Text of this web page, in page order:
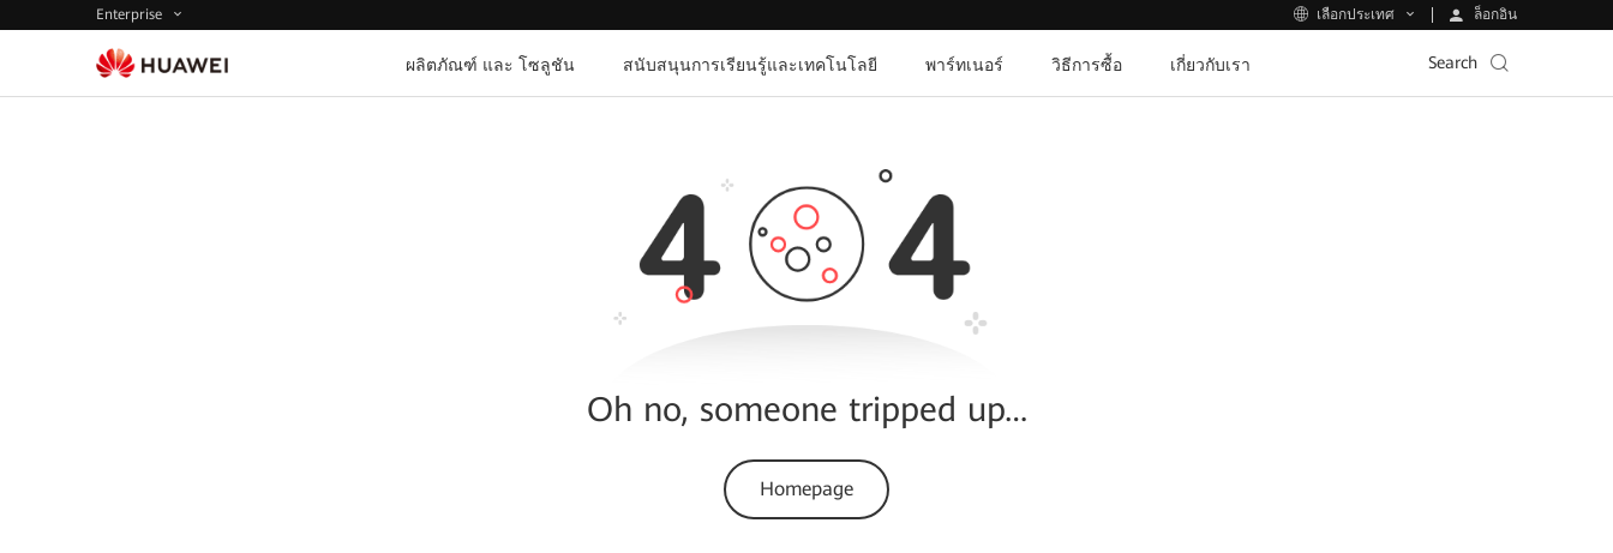
Enterprise เลือกประเทศ ล็อกอิน
ผลิตภัณฑ์ และ โซลูชัน สนับสนุนการเรียนรู้และเทคโนโลยี พาร์ทเนอร์ วิธีการซื้อ เกี่ยวกับเรา Search
Oh no, someone tripped up…
Homepage